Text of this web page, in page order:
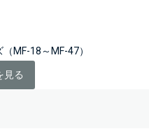
MF-18～MF-47）
見る